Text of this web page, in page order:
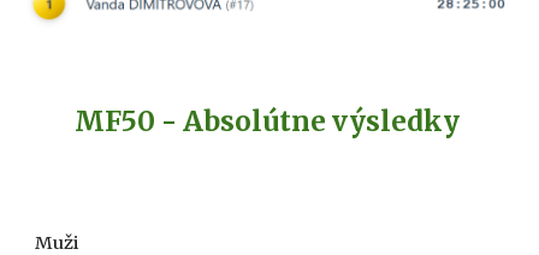
MF50 - Absolútne výsledky
Muži